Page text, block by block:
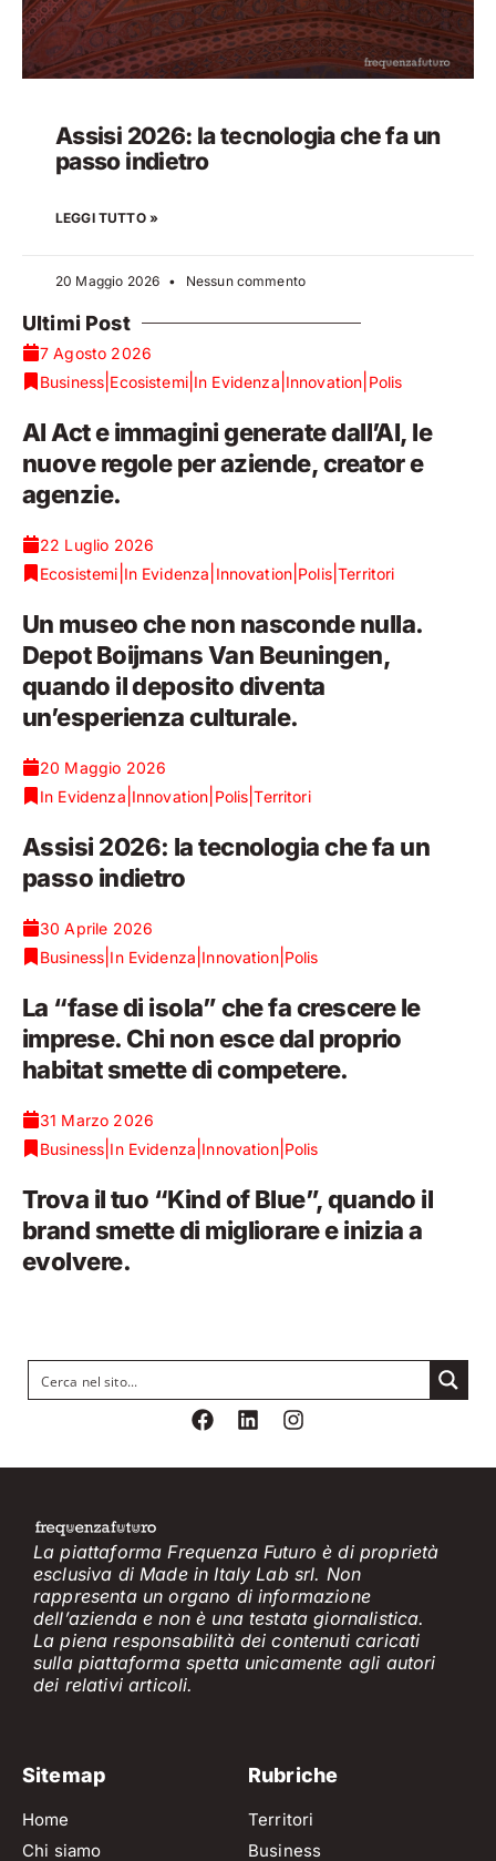
Assisi 2026: la tecnologia che fa un
passo indietro
LEGGI TUTTO »
20 Maggio 2026 Nessun commento
Ultimi Post
7 Agosto 2026
Business Ecosistemi| In Evidenza Innovation Polis
AI Act e immagini generate dall’AI, le
nuove regole per aziende, creator e
agenzie.
22 Luglio 2026
Ecosistemi In Evidenza Innovation Polis|Territori
Un museo che non nasconde nulla.
Depot Boijmans Van Beuningen,
quando il deposito diventa
un’esperienza culturale.
20 Maggio 2026
In Evidenza Innovation Polis |Territori
Assisi 2026: la tecnologia che fa un
passo indietro
30 Aprile 2026
Business In Evidenza Innovation| Polis
La “fase di isola” che fa crescere le
imprese. Chi non esce dal proprio
habitat smette di competere.
31 Marzo 2026
Business In Evidenza Innovation| Polis
Trova il tuo “Kind of Blue”, quando il
brand smette di migliorare e inizia a
evolvere.
La piattaforma Frequenza Futuro è di proprietà
esclusiva di Made in Italy Lab srl. Non
rappresenta un organo di informazione
dell’azienda e non è una testata giornalistica.
La piena responsabilità dei contenuti caricati
sulla piattaforma spetta unicamente agli autori
dei relativiarticoli.
Sitemap
Home
Chi siamo
Rubriche
Territori
Business